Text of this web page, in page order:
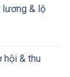
lương & lộ
hội & thu